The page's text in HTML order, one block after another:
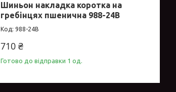
Шиньон накладка коротка на
гребінцях пшенична 988-24В
988-24В
710 ₴
Готово до відправки 1 од.